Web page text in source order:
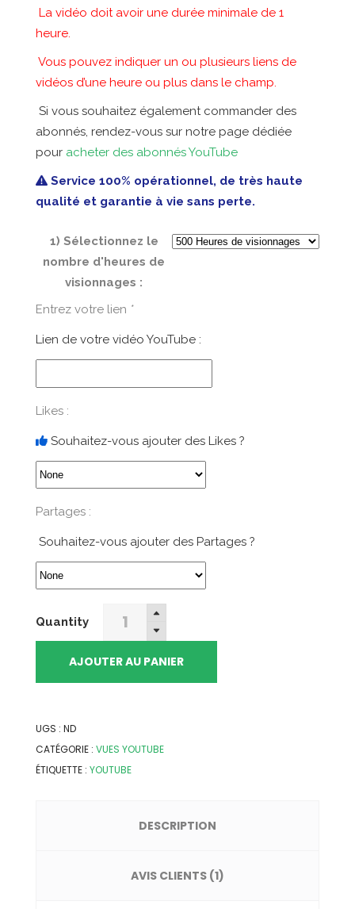
La vidéo doit avoir une durée minimale de 1
heure.
Vous pouvez indiquer un ou plusieurs liens de
vidéos d’une heure ou plus dans le champ.
Si vous souhaitez également commander des
abonnés, rendez-vous sur notre page dédiée
pour acheter des abonnés YouTube
Service 100% opérationnel, de très haute
qualité et garantie à vie sans perte.
1) Sélectionnez le
nombre d'heures de
visionnages :
Entrez votre lien *
Lien de votre vidéo YouTube :
Likes :
Souhaitez-vous ajouter des Likes ?
Partages :
Souhaitez-vous ajouter des Partages ?
Quantity
Monétiser
chaine
visionnage
quantity
AJOUTER AU PANIER
UGS : ND
CATÉGORIE : VUES YOUTUBE
ÉTIQUETTE : YOUTUBE
DESCRIPTION
AVIS CLIENTS (1)